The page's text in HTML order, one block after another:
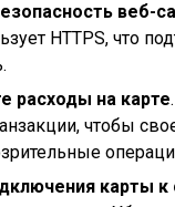
веб-
HTTPS, что
расходы на карте
чтобы
карты